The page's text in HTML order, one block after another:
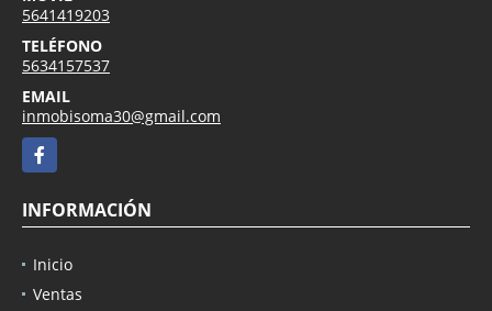
5641419203
TELÉFONO
5634157537
EMAIL
inmobisoma30@gmail.com
Facebook
INFORMACIÓN
Inicio
Ventas